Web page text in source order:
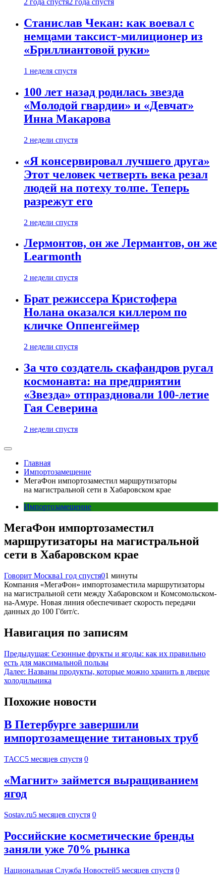
2 года спустя2 года спустя
Станислав Чекан: как воевал с
немцами таксист-милиционер из
«Бриллиантовой руки»
1 неделя спустя
100 лет назад родилась звезда
«Молодой гвардии» и «Девчат»
Инна Макарова
2 недели спустя
«Я консервировал лучшего друга»
Этот человек четверть века резал
людей на потеху толпе. Теперь
разрежут его
2 недели спустя
Лермонтов, он же Лермантов, он же
Learmonth
2 недели спустя
Брат режиссера Кристофера
Нолана оказался киллером по
кличке Оппенгеймер
2 недели спустя
За что создатель скафандров ругал
космонавта: на предприятии
«Звезда» отпраздновали 100-летие
Гая Северина
2 недели спустя
Главная
Импортозамещение
МегаФон импортозаместил маршрутизаторы
на магистральной сети в Хабаровском крае
Импортозамещение
МегаФон импортозаместил
маршрутизаторы на магистральной
сети в Хабаровском крае
Говорит Москва1 год спустя01 минуты
Компания «МегаФон» импортозаместила маршрутизаторы
на магистральной сети между Хабаровском и Комсомольском-
на-Амуре. Новая линия обеспечивает скорость передачи
данных до 100 Гбит/с.
Навигация по записям
Предыдущая: Сезонные фрукты и ягоды: как их правильно
есть для максимальной пользы
Далее: Названы продукты, которые можно хранить в дверце
холодильника
Похожие новости
В Петербурге завершили
импортозамещение титановых труб
ТАСС5 месяцев спустя 0
«Магнит» займется выращиванием
ягод
Sostav.ru5 месяцев спустя 0
Российские косметические бренды
заняли уже 70% рынка
Национальная Служба Новостей5 месяцев спустя 0